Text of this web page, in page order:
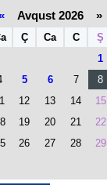
Avqust 2026 »
Ç Ca C Ş
1
5 6 7 8
12 13 14 15
19 20 21 22
26 27 28 29